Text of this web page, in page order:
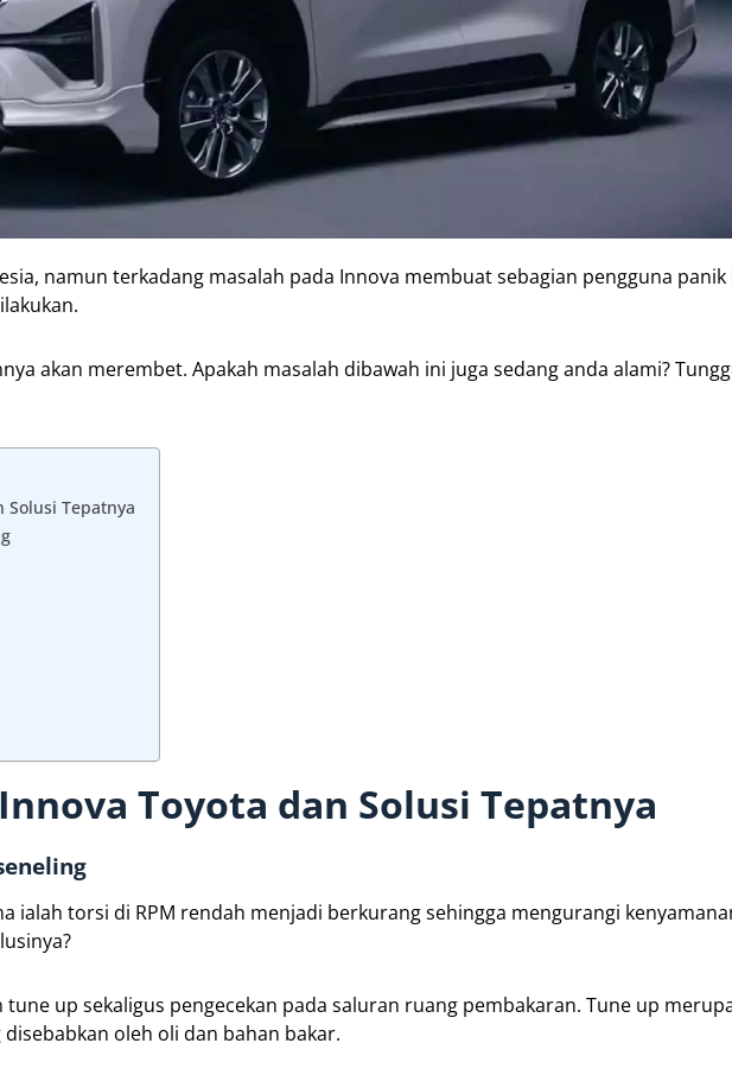
namun terkadang masalah pada Innova membuat sebagian pengguna
akan merembet. Apakah masalah dibawah ini juga sedang anda alami?
Solusi Tepatnya
Toyota dan Solusi Tepatnya
ialah torsi di RPM rendah menjadi berkurang sehingga mengurangi
up sekaligus pengecekan pada saluran ruang pembakaran. Tune up
oleh oli dan bahan bakar.